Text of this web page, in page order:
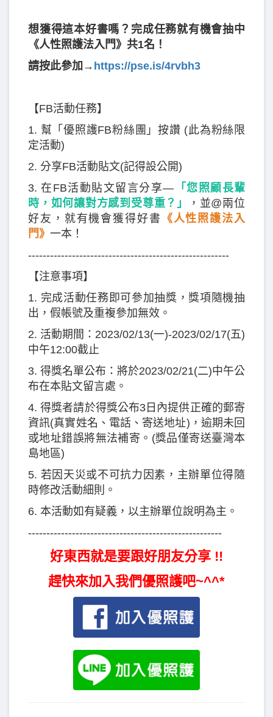
想獲得這本好書嗎？完成任務就有機會抽中
《人性照護法入門》共1名！
請按此參加→ https://pse.is/4rvbh3
【FB活動任務】
1. 幫「優照護FB粉絲團」按讚 (此為粉絲限
定活動)
2. 分享FB活動貼文(記得設公開)
3. 在FB活動貼文留言分享— 「您照顧長輩
時，如何讓對方感到受尊重？」
，並@兩位
好友，就有機會獲得好書 《人性照護法入
門》 一本！
-------------------------------------------------------
【注意事項】
1. 完成活動任務即可參加抽獎，獎項隨機抽
出，假帳號及重複參加無效。
2. 活動期間：2023/02/13(一)-2023/02/17(五)
中午12:00截止
3. 得獎名單公布：將於2023/02/21(二)中午公
布在本貼文留言處。
4. 得獎者請於得獎公布3日內提供正確的郵寄
資訊(真實姓名、電話、寄送地址)，逾期未回
或地址錯誤將無法補寄。(獎品僅寄送臺灣本
島地區)
5. 若因天災或不可抗力因素，主辦單位得隨
時修改活動細則。
6. 本活動如有疑義，以主辦單位說明為主。
-----------------------------------------------------
好東西就是要跟好朋友分享 !!
趕快來加入我們優照護吧~^^*